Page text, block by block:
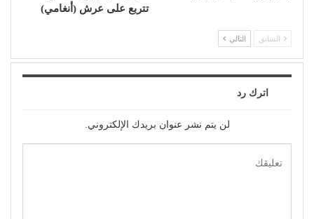
تتربع على عرش (أنغامي)
السابق التالي
اترك رد
لن يتم نشر عنوان بريدك الإلكتروني.